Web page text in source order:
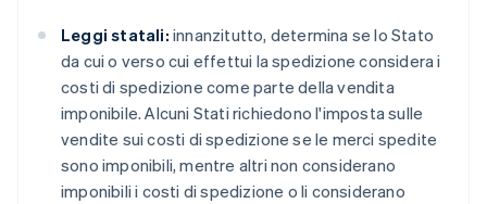
Leggi statali: innanzitutto, determina se lo Stato
da cui o verso cui effettui la spedizione considera i
costi di spedizione come parte della vendita
imponibile. Alcuni Stati richiedono l'imposta sulle
vendite sui costi di spedizione se le merci spedite
sono imponibili, mentre altri non considerano
imponibili i costi di spedizione o li considerano